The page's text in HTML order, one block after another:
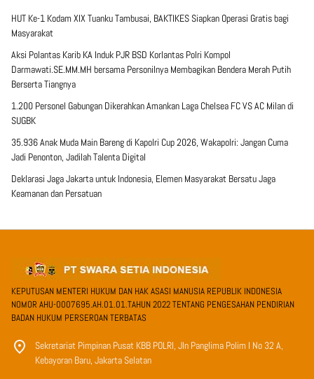
HUT Ke-1 Kodam XIX Tuanku Tambusai, BAKTIKES Siapkan Operasi Gratis bagi
Masyarakat
Aksi Polantas Karib KA Induk PJR BSD Korlantas Polri Kompol
Darmawati.SE.MM.MH bersama Personilnya Membagikan Bendera Merah Putih
Berserta Tiangnya
1.200 Personel Gabungan Dikerahkan Amankan Laga Chelsea FC VS AC Milan di
SUGBK
35.936 Anak Muda Main Bareng di Kapolri Cup 2026, Wakapolri: Jangan Cuma
Jadi Penonton, Jadilah Talenta Digital
Deklarasi Jaga Jakarta untuk Indonesia, Elemen Masyarakat Bersatu Jaga
Keamanan dan Persatuan
KEPUTUSAN MENTERI HUKUM DAN HAK ASASI MANUSIA REPUBLIK INDONESIA
NOMOR AHU-0007695.AH.01.01.TAHUN 2022 TENTANG PENGESAHAN PENDIRIAN
BADAN HUKUM PERSEROAN TERBATAS
Sekretariat Pimpinan Pusat KBB POLRI, Jln Panglima Polim I No 32 A,
Kebayoran Baru, Jakarta Selatan